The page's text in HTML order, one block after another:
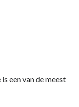
een van de meest